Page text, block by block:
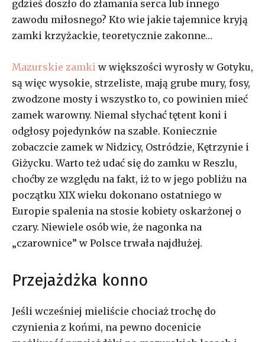
gdzieś doszło do złamania serca lub innego
zawodu miłosnego? Kto wie jakie tajemnice kryją
zamki krzyżackie, teoretycznie zakonne…
Mazurskie zamki w większości wyrosły w Gotyku,
są więc wysokie, strzeliste, mają grube mury, fosy,
zwodzone mosty i wszystko to, co powinien mieć
zamek warowny. Niemal słychać tętent koni i
odgłosy pojedynków na szable. Koniecznie
zobaczcie zamek w Nidzicy, Ostródzie, Kętrzynie i
Giżycku. Warto też udać się do zamku w Reszlu,
choćby ze względu na fakt, iż to w jego pobliżu na
początku XIX wieku dokonano ostatniego w
Europie spalenia na stosie kobiety oskarżonej o
czary. Niewiele osób wie, że nagonka na
„czarownice” w Polsce trwała najdłużej.
Przejażdżka konno
Jeśli wcześniej mieliście chociaż trochę do
czynienia z końmi, na pewno docenicie